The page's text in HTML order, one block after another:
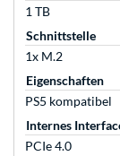
1 TB
Schnittstelle
1x M.2
Eigenschaften
PS5 kompatibel
Internes
PCIe 4.0